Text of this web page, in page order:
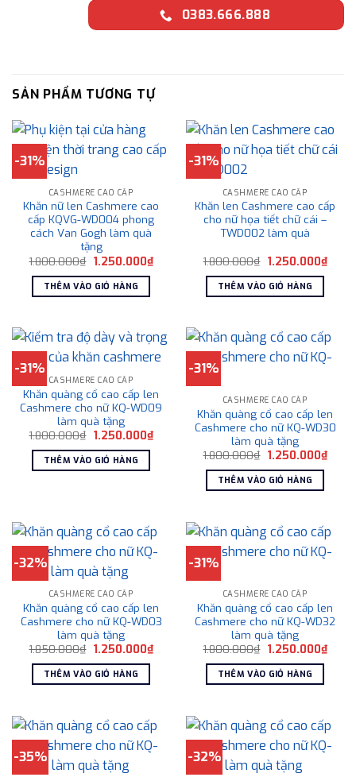
0383.666.888
SẢN PHẨM TƯƠNG TỰ
-31%
CASHMERE CAO CẤP
Khăn nữ len Cashmere cao
cấp KQVG-WD004 phong
cách Van Gogh làm quà
tặng
1.800.000₫ Giá
là:
1.800.000₫.
1.250.000₫Giá
hiện
1.250.000₫.
THÊM VÀO GIỎ HÀNG
-31%
CASHMERE CAO CẤP
Khăn len Cashmere cao cấp
cho nữ họa tiết chữ cái –
TWD002 làm quà
1.800.000₫ Giá
là:
1.800.000₫.
1.250.000₫Giá
hiện
THÊM VÀO GIỎ HÀNG
-31%
CASHMERE CAO CẤP
Khăn quàng cổ cao cấp len
Cashmere cho nữ KQ-WD09
làm quà tặng
1.800.000₫ Giá
là:
1.800.000₫.
1.250.000₫Giá
hiện
1.250.000₫.
THÊM VÀO GIỎ HÀNG
-31%
CASHMERE CAO CẤP
Khăn quàng cổ cao cấp len
Cashmere cho nữ KQ-WD30
làm quà tặng
1.800.000₫ Giá
là:
1.800.000₫.
1.250.000₫Giá
hiện
THÊM VÀO GIỎ HÀNG
-32%
CASHMERE CAO CẤP
Khăn quàng cổ cao cấp len
Cashmere cho nữ KQ-WD03
làm quà tặng
1.850.000₫ Giá
là:
1.850.000₫.
1.250.000₫Giá
hiện
1.250.000₫.
THÊM VÀO GIỎ HÀNG
-31%
CASHMERE CAO CẤP
Khăn quàng cổ cao cấp len
Cashmere cho nữ KQ-WD32
làm quà tặng
1.800.000₫ Giá
là:
1.800.000₫.
1.250.000₫Giá
hiện
THÊM VÀO GIỎ HÀNG
-35% -32%